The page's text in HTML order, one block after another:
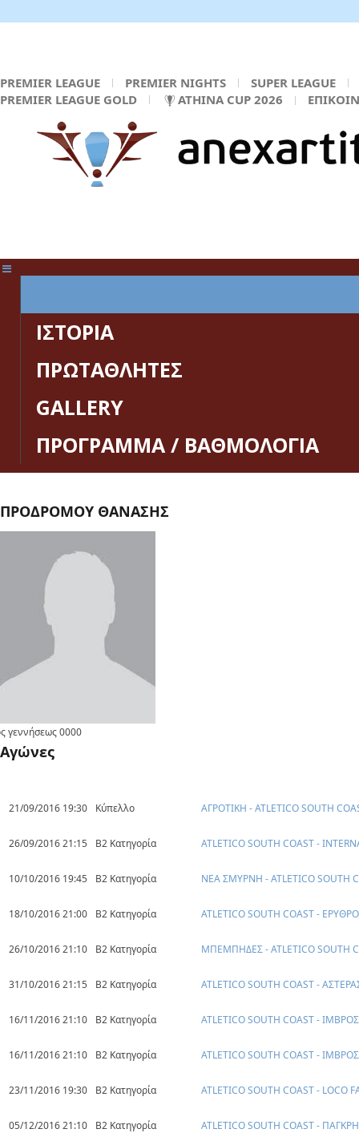
PREMIER LEAGUE PREMIER NIGHTS
SUPER LEAGUE
PREMIER LEAGUE GOLD
ATHINA CUP 2026
ΙΣΤΟΡΙΑ
ΠΡΩΤΑΘΛΗΤΕΣ
GALLERY
ΠΡΟΓΡΑΜΜΑ / ΒΑΘΜΟΛΟΓΙΑ
ΠΡΟΔΡΟΜΟΥ ΘΑΝΑΣΗΣ
γεννήσεως0000
Αγώνες
21/09/2016 19:30 Κύπελλο ΑΓΡΟΤΙΚΗ - ATLETICO SOUTH
26/09/2016 21:15 Β2 Κατηγορία ATLETICO SOUTH COAST -
10/10/2016 19:45 Β2 Κατηγορία ΝΕΑ ΣΜΥΡΝΗ - ATLETICO SOUTH
18/10/2016 21:00 Β2 Κατηγορία ATLETICO SOUTH COAST -
26/10/2016 21:10 Β2 Κατηγορία ΜΠΕΜΠΗΔΕΣ - ATLETICO SOUTH
31/10/2016 21:15 Β2 Κατηγορία ATLETICO SOUTH COAST -
16/11/2016 21:10 Β2 Κατηγορία ATLETICO SOUTH COAST - ΙΜΒΡΟΣ
16/11/2016 21:10 Β2 Κατηγορία ATLETICO SOUTH COAST - ΙΜΒΡΟΣ
23/11/2016 19:30 Β2 Κατηγορία ATLETICO SOUTH COAST - LOCO
05/12/2016 21:10 Β2 Κατηγορία ATLETICO SOUTH COAST -